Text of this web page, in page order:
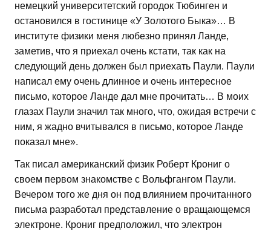
немецкий университетский городок Тюбинген и
остановился в гостинице «У Золотого Быка»… В
институте физики меня любезно принял Ланде,
заметив, что я приехал очень кстати, так как на
следующий день должен был приехать Паули. Паули
написал ему очень длинное и очень интересное
письмо, которое Ланде дал мне прочитать… В моих
глазах Паули значил так много, что, ожидая встречи с
ним, я жадно вчитывался в письмо, которое Ланде
показал мне».
Так писал американский физик Роберт Крониг о
своем первом знакомстве с Вольфгангом Паули.
Вечером того же дня он под влиянием прочитанного
письма разработал представление о вращающемся
электроне. Крониг предположил, что электрон